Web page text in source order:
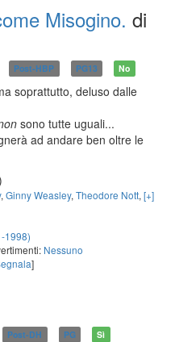
Misogino. di
Post-HBP PG13 No
soprattutto, deluso dalle
sono tutte uguali...
ad andare ben oltre le
, Ginny Weasley, Theodore Nott, [+]
1998)
Nessuno
]
Post-DH PG Sì